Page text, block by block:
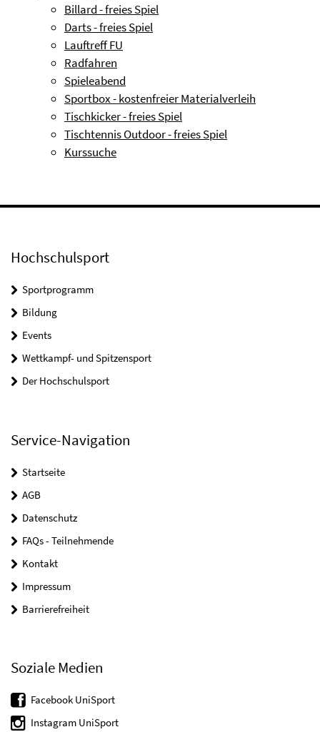
Billard - freies Spiel
Darts - freies Spiel
Lauftreff FU
Radfahren
Spieleabend
Sportbox - kostenfreier Materialverleih
Tischkicker - freies Spiel
Tischtennis Outdoor - freies Spiel
Kurssuche
Hochschulsport
Sportprogramm
Bildung
Events
Wettkampf- und Spitzensport
Der Hochschulsport
Service-Navigation
Startseite
AGB
Datenschutz
FAQs - Teilnehmende
Kontakt
Impressum
Barrierefreiheit
Soziale Medien
Facebook UniSport
Instagram UniSport